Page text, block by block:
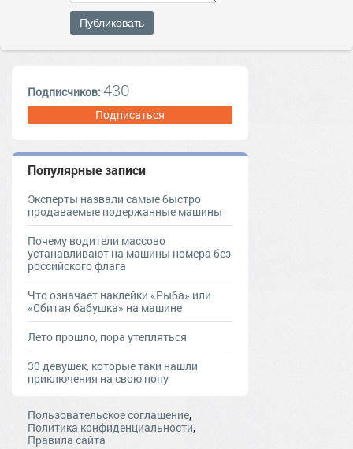
Публиковать
Подписчиков: 430
Подписаться
Популярные записи
Эксперты назвали самые быстро
продаваемые подержанные машины
Почему водители массово
устанавливают на машины номера без
российского флага
Что означает наклейки «Рыба» или
«Сбитая бабушка» на машине
Лето прошло, пора утепляться
30 девушек, которые таки нашли
приключения на свою попу
Пользовательское соглашение,
Политика конфиденциальности,
Правила сайта